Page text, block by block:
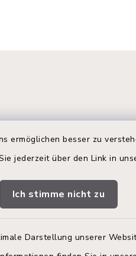
ermöglichen besser zu
jederzeit über den Link in
Ich stimme nicht zu
Darstellung unserer
Buchen Sie Ihren Termin!
einen Termin im